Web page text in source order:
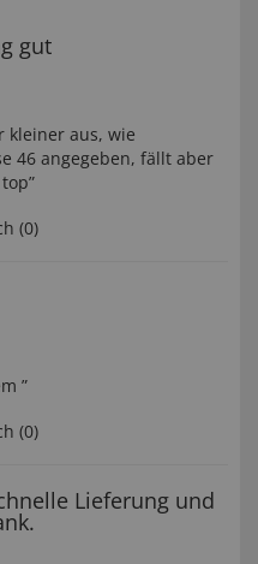
gut
kleiner aus, wie
46 angegeben, fällt aber
(0)
”
(0)
Lieferung und